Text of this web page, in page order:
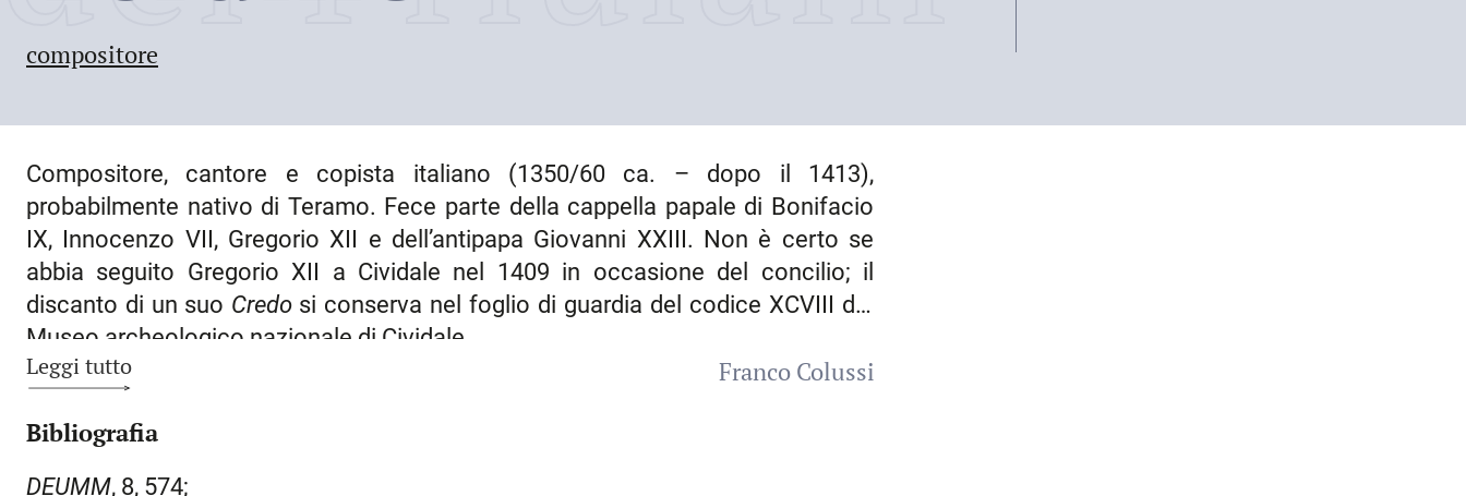
compositore
Compositore, cantore e copista italiano (1350/60 ca. – dopo il 1413),
probabilmente nativo di Teramo. Fece parte della cappella papale di Bonifacio
IX, Innocenzo VII, Gregorio XII e dell’antipapa Giovanni XXIII. Non è certo se
abbia seguito Gregorio XII a Cividale nel 1409 in occasione del concilio; il
discanto di un suo Credo si conserva nel foglio di guardia del codice XCVIII del
Museo archeologico nazionale di Cividale.
Leggi tutto
Franco Colussi
Bibliografia
DEUMM, 8, 574;